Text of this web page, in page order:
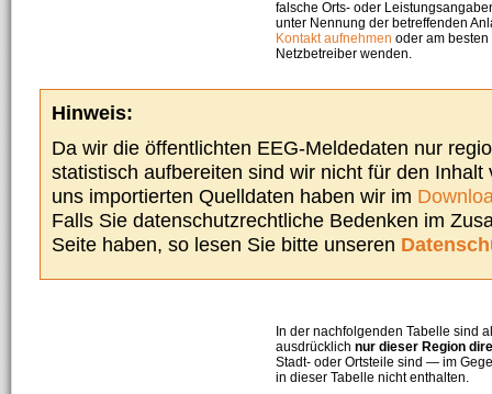
falsche Orts- oder
unter Nennung der betreffenden
Kontakt aufnehmen oder am
Netzbetreiber wenden.
Hinweis:
Da wir die öffentlichten EEG-Meldedaten nur
statistisch aufbereiten sind wir nicht für den Inhalt
uns importierten Quelldaten haben wir im
Falls Sie datenschutzrechtliche Bedenken im
Seite haben, so lesen Sie bitte unseren
In der nachfolgenden Tabelle sind
ausdrücklich nur dieser Region
Stadt- oder Ortsteile sind — im
in dieser Tabelle nicht enthalten.